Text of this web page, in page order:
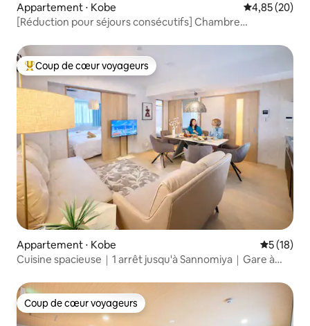
Appartement ⋅ Kobe Évaluation
4,85 (20)
[Réduction pour séjours consécutifs] Chambre
Sannomiya à Kobe | Wifi, télévision et lave-
linge | Cuisine | Pour 3 personnes
Coups de cœur voyageurs les plus appréciés
Coup de cœur voyageurs
Appartement ⋅ Kobe
5 (18)
Cuisine spacieuse｜1 arrêt jusqu'à Sannomiya｜Gare à
Coup de cœur voyageurs
Coup de cœur voyageurs